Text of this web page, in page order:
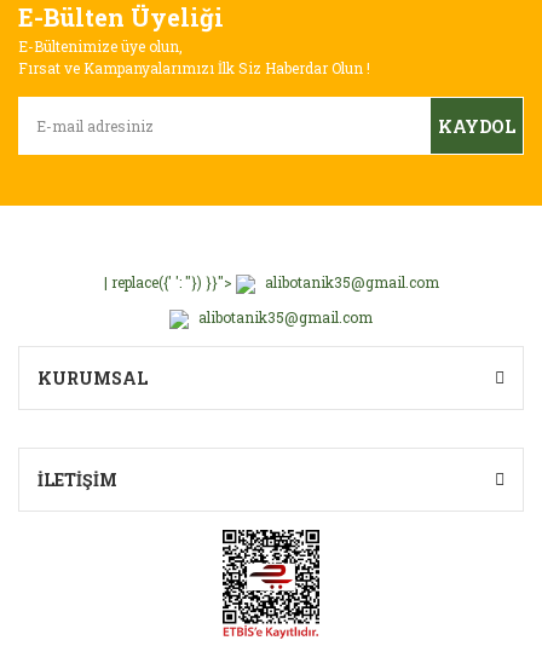
Ürün resmi kalitesiz, bozuk veya görüntülenemiyor.
Ürün açıklamasında eksik bilgiler bulunuyor.
Ürün fiyatı diğer sitelerden daha pahalı.
E-Bülten Üyeliği
E-Bültenimize üye olun,
Fırsat ve Kampanyalarımızı İlk Siz Haberdar Olun !
KAYDOL
| replace({' ': ''}) }}">
alibotanik35@gmail.com
alibotanik35@gmail.com
KURUMSAL
İLETİŞİM